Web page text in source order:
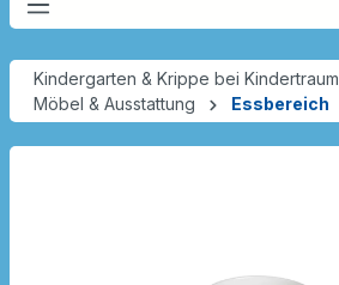
Kindergarten & Krippe bei Kindertraum
Möbel & Ausstattung
Essbereich